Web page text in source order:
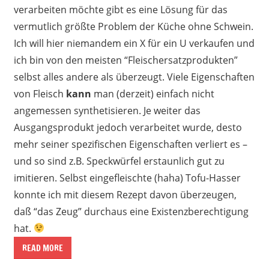
verarbeiten möchte gibt es eine Lösung für das
vermutlich größte Problem der Küche ohne Schwein.
Ich will hier niemandem ein X für ein U verkaufen und
ich bin von den meisten “Fleischersatzprodukten”
selbst alles andere als überzeugt. Viele Eigenschaften
von Fleisch kann man (derzeit) einfach nicht
angemessen synthetisieren. Je weiter das
Ausgangsprodukt jedoch verarbeitet wurde, desto
mehr seiner spezifischen Eigenschaften verliert es –
und so sind z.B. Speckwürfel erstaunlich gut zu
imitieren. Selbst eingefleischte (haha) Tofu-Hasser
konnte ich mit diesem Rezept davon überzeugen,
daß “das Zeug” durchaus eine Existenzberechtigung
hat.
READ MORE